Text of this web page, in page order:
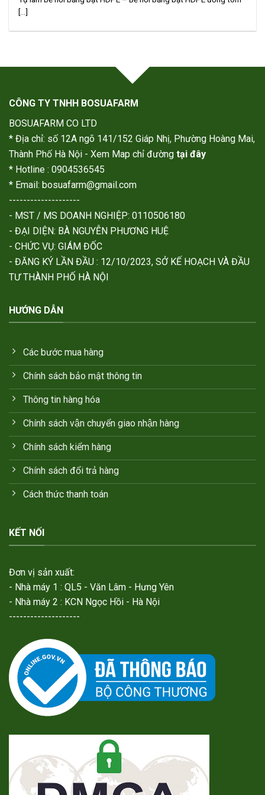
[...]
CÔNG TY TNHH BOSUAFARM
BOSUAFARM CO LTD
* Địa chỉ: số 12A ngõ 141/152 Giáp Nhị, Phường Hoàng Mai,
Thành Phố Hà Nội - Xem Map chỉ đường tại đây
* Hotline : 0904536545
* Email: bosuafarm@gmail.com
--------------------
- MST / MS DOANH NGHIỆP: 0110506180
- ĐẠI DIỆN: BÀ NGUYỄN PHƯƠNG HUỆ
- CHỨC VỤ: GIÁM ĐỐC
- ĐĂNG KÝ LẦN ĐẦU : 12/10/2023, SỞ KẾ HOẠCH VÀ ĐẦU
TƯ THÀNH PHỐ HÀ NỘI
HƯỚNG DẪN
Các bước mua hàng
Chính sách bảo mật thông tin
Thông tin hàng hóa
Chính sách vận chuyển giao nhận hàng
Chính sách kiểm hàng
Chính sách đổi trả hàng
Cách thức thanh toán
KẾT NỐI
Đơn vị sản xuất:
- Nhà máy 1 : QL5 - Văn Lâm - Hưng Yên
- Nhà máy 2 : KCN Ngọc Hồi - Hà Nội
--------------------